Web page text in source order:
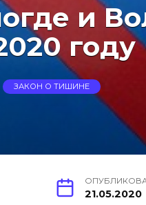
и
году
ЗАКОН О ТИШИНЕ
21.05.2020